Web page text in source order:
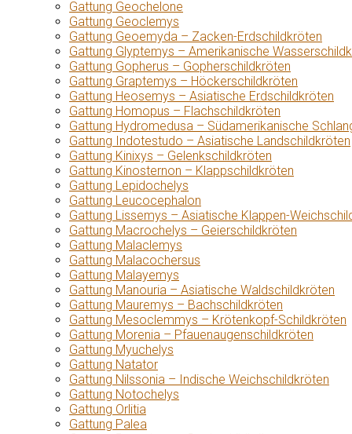
Gattung Geochelone
Gattung Geoclemys
Gattung Geoemyda – Zacken-Erdschildkröten
Gattung Glyptemys – Amerikanische
Gattung Gopherus – Gopherschildkröten
Gattung Graptemys – Höckerschildkröten
Gattung Heosemys – Asiatische Erdschildkröten
Gattung Homopus – Flachschildkröten
Gattung Hydromedusa – Südamerikanische
Gattung Indotestudo – Asiatische Landschildkröten
Gattung Kinixys – Gelenkschildkröten
Gattung Kinosternon – Klappschildkröten
Gattung Lepidochelys
Gattung Leucocephalon
Gattung Lissemys – Asiatische Klappen-
Gattung Macrochelys – Geierschildkröten
Gattung Malaclemys
Gattung Malacochersus
Gattung Malayemys
Gattung Manouria – Asiatische Waldschildkröten
Gattung Mauremys – Bachschildkröten
Gattung Mesoclemmys – Krötenkopf-Schildkröten
Gattung Morenia – Pfauenaugenschildkröten
Gattung Myuchelys
Gattung Natator
Gattung Nilssonia – Indische Weichschildkröten
Gattung Notochelys
Gattung Orlitia
Gattung Palea